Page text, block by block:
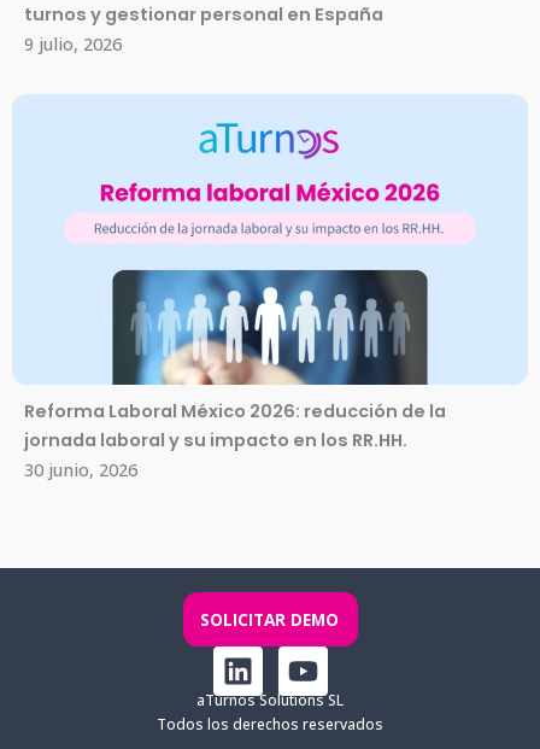
turnos y gestionar personal en España
9 julio, 2026
Reforma Laboral México 2026: reducción de la
jornada laboral y su impacto en los RR.HH.
30 junio, 2026
SOLICITAR DEMO
L
i
n
Y
o
u
aTurnos Solutions SL
Todos los derechos reservados